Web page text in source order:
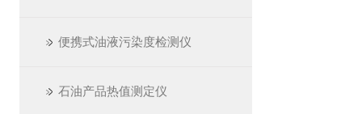
便携式油液污染度检测仪
石油产品热值测定仪